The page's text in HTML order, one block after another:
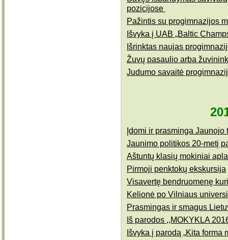
pozicijose
Pažintis su progimnazijos
Išvyka į UAB „Baltic
Išrinktas naujas
Žuvų pasaulio arba
Judumo savaitė
Įdomi ir prasminga Jaunojo
Jaunimo politikos 20-metį
Aštuntų klasių mokiniai
Pirmoji penktokų ekskursija
Visavertę bendruomenę
Kelionė po Vilniaus
Prasmingas ir smagus
Iš parodos ,,MOKYKLA
Išvyka į parodą „Kita forma